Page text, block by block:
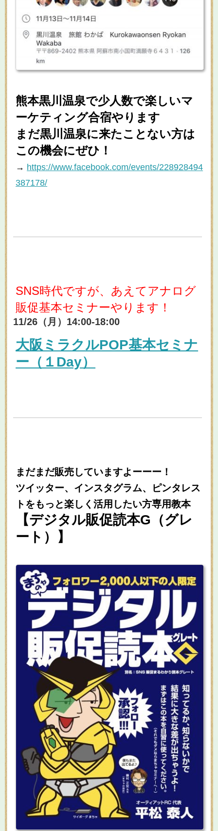
熊本黒川温泉で少人数で楽しいマ
ーケティング合宿やります
まだ黒川温泉に来たことない方は
この機会にぜひ！
→ https://www.facebook.com/events/228928494
387178/
SNS時代ですが、あえてアナログ
販促基本セミナーやります！
11/26（月）14:00-18:00
大阪ミラクルPOP基本セミナ
ー（１Day）
まだまだ販売していますよーーー！
ツイッター、インスタグラム、ピンタレス
トをもっと楽しく活用したい方専用教本
【デジタル販促読本G（グレ
ート）】